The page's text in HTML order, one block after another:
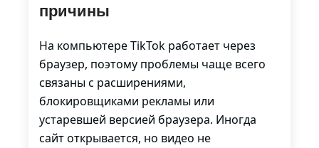
причины
На компьютере TikTok работает через
браузер, поэтому проблемы чаще всего
связаны с расширениями,
блокировщиками рекламы или
устаревшей версией браузера. Иногда
сайт открывается, но видео не